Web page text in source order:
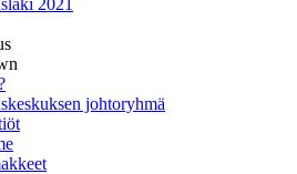
2021
johtoryhmä